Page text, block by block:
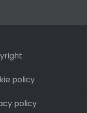
policy
policy